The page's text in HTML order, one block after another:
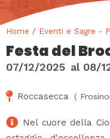
Home / Eventi e Sagre -
Festa del
07/12/2025 al 08/
Roccasecca (
Nel cuore della